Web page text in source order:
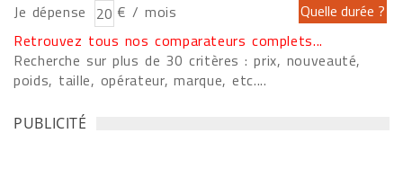
Je dépense
€ / mois
Retrouvez tous nos comparateurs complets...
Recherche sur plus de 30 critères : prix, nouveauté,
poids, taille, opérateur, marque, etc....
PUBLICITÉ